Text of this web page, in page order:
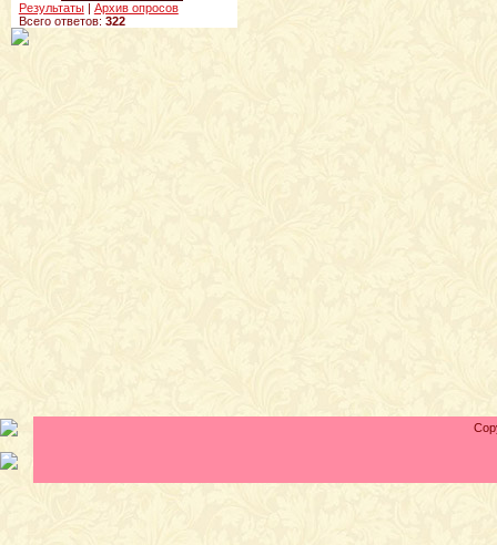
Результаты| Архив опросов
Всего ответов: 322